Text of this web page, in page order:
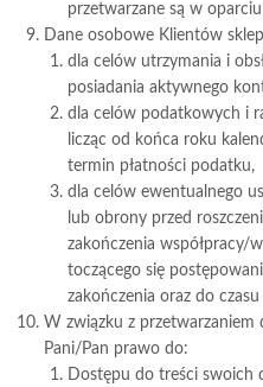
przetwarzane są w
Dane osobowe Klientów
dla celów utrzymania i
posiadania aktywnego
dla celów podatkowych i
licząc od końca roku
termin płatności podatku,
dla celów ewentualnego
lub obrony przed
zakończenia współpracy/
toczącego się
zakończenia oraz do
W związku z przetwarzaniem
Pani/Pan prawo do:
Dostępu do treści swoich